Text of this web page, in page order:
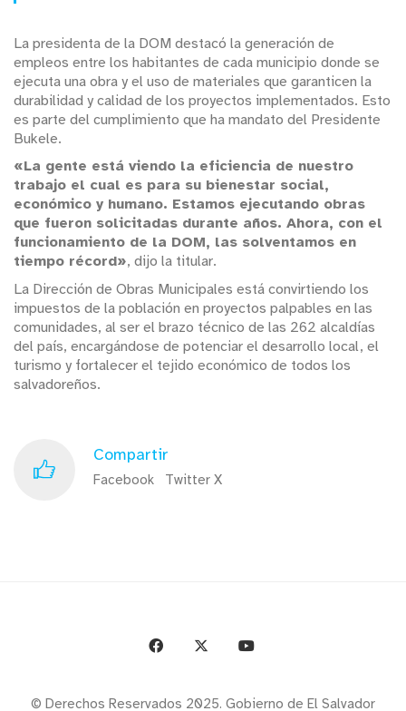
La presidenta de la DOM destacó la generación de
empleos entre los habitantes de cada municipio donde se
ejecuta una obra y el uso de materiales que garanticen la
durabilidad y calidad de los proyectos implementados. Esto
es parte del cumplimiento que ha mandato del Presidente
Bukele.
«La gente está viendo la eficiencia de nuestro
trabajo el cual es para su bienestar social,
económico y humano. Estamos ejecutando obras
que fueron solicitadas durante años. Ahora, con el
funcionamiento de la DOM, las solventamos en
tiempo récord», dijo la titular.
La Dirección de Obras Municipales está convirtiendo los
impuestos de la población en proyectos palpables en las
comunidades, al ser el brazo técnico de las 262 alcaldías
del país, encargándose de potenciar el desarrollo local, el
turismo y fortalecer el tejido económico de todos los
salvadoreños.
Compartir
Facebook Twitter X
© Derechos Reservados 2025. Gobierno de El Salvador